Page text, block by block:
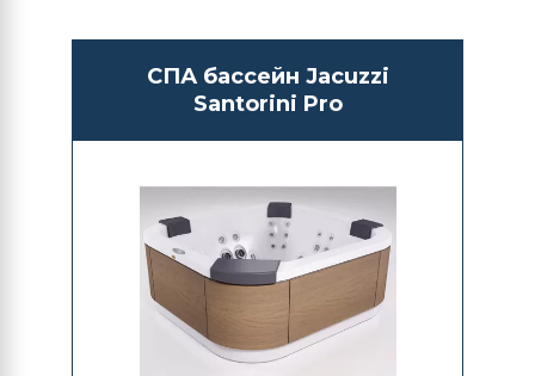
СПА бассейн Jacuzzi
Santorini Pro